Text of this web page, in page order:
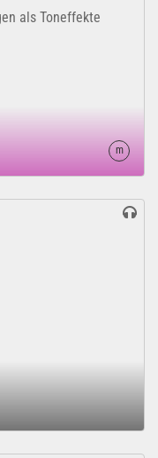
als Toneffekte
m